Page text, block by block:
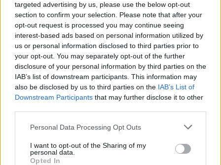
targeted advertising by us, please use the below opt-out
section to confirm your selection. Please note that after your
opt-out request is processed you may continue seeing
interest-based ads based on personal information utilized by
us or personal information disclosed to third parties prior to
your opt-out. You may separately opt-out of the further
disclosure of your personal information by third parties on the
IAB’s list of downstream participants. This information may
also be disclosed by us to third parties on the IAB’s List of
Downstream Participants that may further disclose it to other
Personal Data Processing Opt Outs
I want to opt-out of the Sharing of my
personal data.
Opted In
Colpo dell'Uta con Pisano e arriva anche Serra,
tripletta Cus Cagliari con Piroddi, Angiargia e
Nenna
5 Ago 2026
Con l'apertura dei tesseramenti dei calciatori a partire dall'1 luglio,
inizia ufficialmente la stagione 2026-27 e per le squadre di
Il Coghinas ancora più forte con Sechi e
Scanu, al Macomer arriva Bonfigli
5 Ago 2026